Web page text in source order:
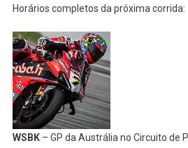
Horários completos da próxima corrida:
WSBK– GP da Austrália no Circuito de